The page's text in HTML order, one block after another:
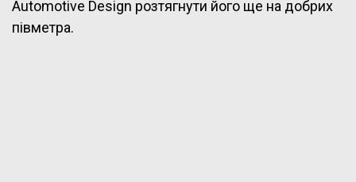
Automotive Design розтягнути його ще на добрих
півметра.